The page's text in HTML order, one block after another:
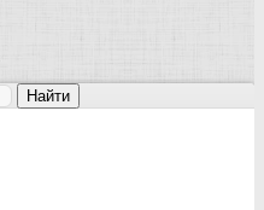
Найти